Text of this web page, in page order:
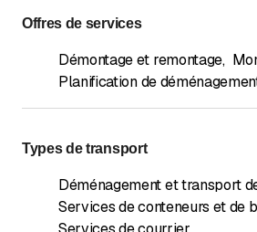
Offres de services
Démontage et remontage,
Planification de
Types de transport
Déménagement et transport
Services de conteneurs et de